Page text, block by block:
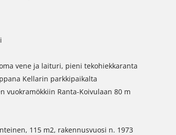
vene ja laituri, pieni tekohiekkaranta
Kellarin parkkipaikalta
vuokramökkiin Ranta-Koivulaan 80 m
115 m2, rakennusvuosi n. 1973